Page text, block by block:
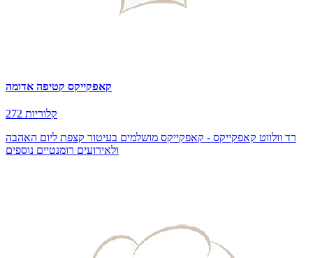
קאפקייקס קטיפה אדומה
272 קלוריות
רד וולווט קאפקייקס - קאפקייקס מושלמים בעיטור קצפת ליום האהבה
ולאירועים רומנטיים נוספים